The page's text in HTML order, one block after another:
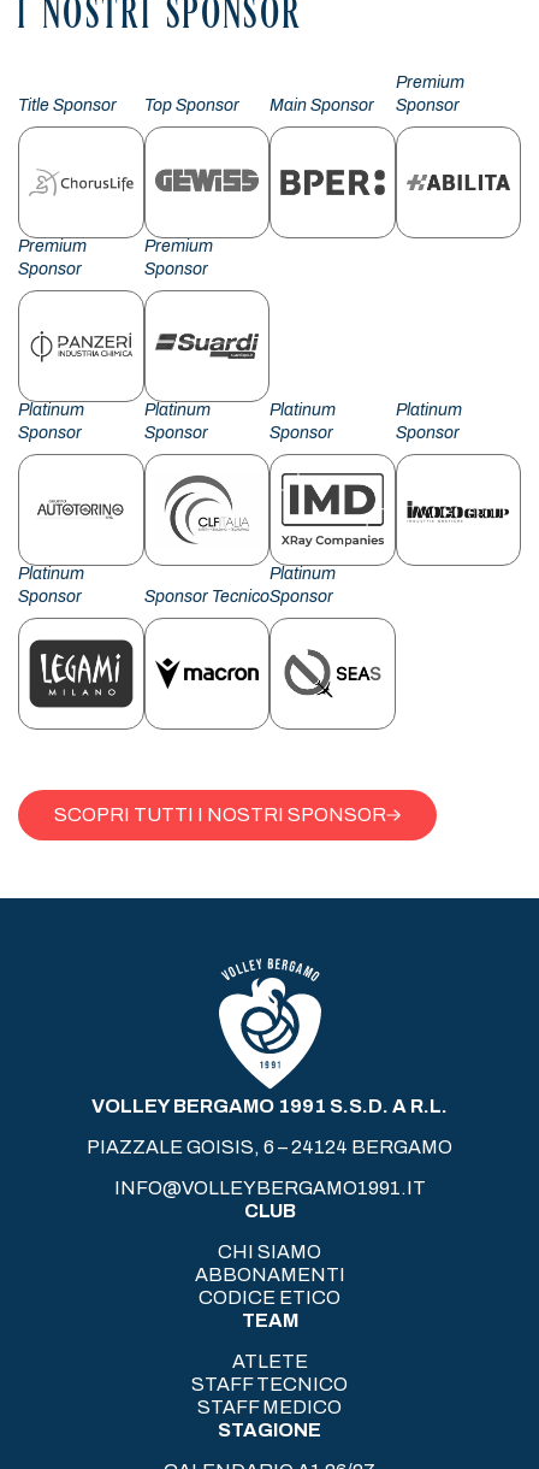
I NOSTRI SPONSOR
Title Sponsor Top Sponsor Main Sponsor
Premium
Sponsor
Premium
Sponsor
Premium
Sponsor
Platinum
Sponsor
Platinum
Sponsor
Platinum
Sponsor
Platinum
Sponsor
Platinum
Sponsor
Sponsor Tecnico
Platinum
Sponsor
SCOPRI TUTTI I NOSTRI SPONSOR
VOLLEY BERGAMO 1991 S.S.D. A R.L.
PIAZZALE GOISIS, 6 – 24124 BERGAMO
INFO@VOLLEYBERGAMO1991.IT
CLUB
CHI SIAMO
ABBONAMENTI
CODICE ETICO
TEAM
ATLETE
STAFF TECNICO
STAFF MEDICO
STAGIONE